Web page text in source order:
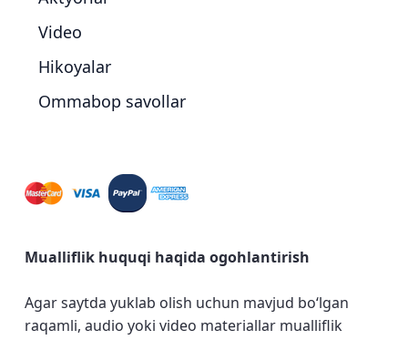
Video
Hikoyalar
Ommabop savollar
Mualliflik huquqi haqida ogohlantirish
Agar saytda yuklab olish uchun mavjud bo‘lgan
raqamli, audio yoki video materiallar mualliflik